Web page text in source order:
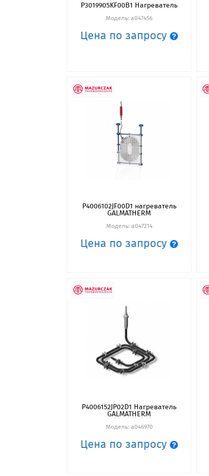
P3019905KF00B1 Нагреватель
Модель: a047456
Цена по запросу
P4006102JF00D1 нагреватель
GALMATHERM
Модель: a047214
Цена по запросу
Р4006152JP02D1 Нагреватель
GALMATHERM
Модель: a046970
Цена по запросу